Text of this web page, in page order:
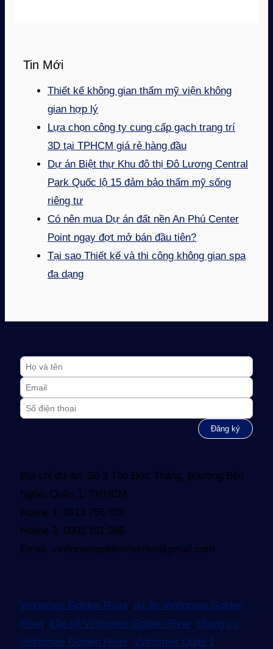
Tin Mới
Thiết kế không gian thẩm mỹ viện không
gian hợp lý
Lựa chọn công ty cung cấp gạch trang trí
3D tại TPHCM giá rẻ hàng đầu
Dự án Biệt thự Khu đô thị Đô Lương Central
Park Quốc lộ 15 đảm bảo thẩm mỹ sống
riêng tư
Có nên mua Dự án đất nền An Phú Center
Point ngay đợt mở bán đầu tiên?
Tại sao Thiết kế và thi công không gian spa
đa dạng
Địa chỉ dự án: Số 2 Tôn Đức Thắng, phường Bến
Nghé, Quận 1, TP.HCM
Holine 1: 0913 756 339
Holine 2: 0903 191 286
Email: vinhomesgoldenriverbs@gmail.com
Vinhomes Golden River, dự án Vinhomes Golden
River, căn hộ Vinhomes Golden River, chung cư
Vinhomes Golden River, Vinhomes Quận 1,